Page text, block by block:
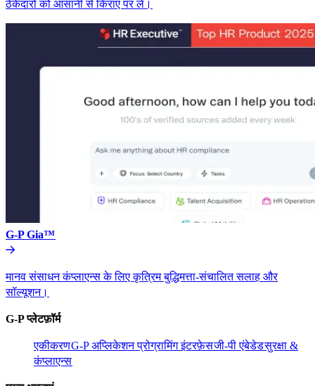
ठेकेदारों को आसानी से किराए पर लें।​​
G-P Gia™​​
मानव संसाधन कंप्लाएन्स के लिए कृत्रिम बुद्धिमत्ता-संचालित सलाह और
सॉल्यूशन।​​
G-P प्लेटफ़ॉर्म​​
एकीकरण​​G-P अप्लिकेशन प्रोग्रामिंग इंटरफ़ेस​​जी-पी एंबेडेड​​सुरक्षा &
कंप्लाएन्स​​